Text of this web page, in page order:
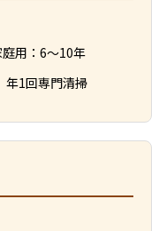
用：6～10年
年1回専門清掃